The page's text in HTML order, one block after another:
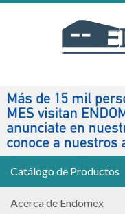
Catálogo de Productos
Acerca de Endomex